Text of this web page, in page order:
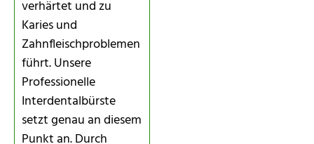
verhärtet und zu
Karies und
Zahnfleischproblemen
führt. Unsere
Professionelle
Interdentalbürste
setzt genau an diesem
Punkt an. Durch